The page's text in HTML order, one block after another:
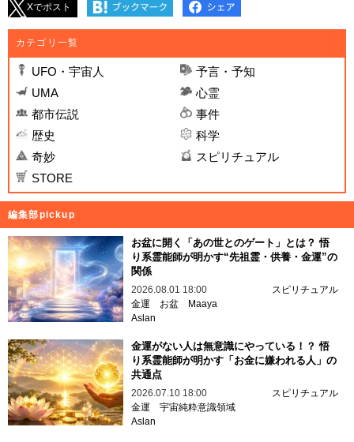
Xでポスト
カテゴリ一覧
UFO・宇宙人
予言・予知
UMA
心霊
都市伝説
事件
歴史
科学
奇妙
スピリチュアル
STORE
編集部pickup
お盆に開く「あの世とのゲート」とは？ 悟
り系霊能師が明かす“先祖霊・供養・金運”の
関係
2026.08.01 18:00
スピリチュアル
金運
お盆
Maaya
Aslan
金運がない人は無意識にやっている！？ 悟
り系霊能師が明かす「お金に嫌われる人」の
共通点
2026.07.10 18:00
スピリチュアル
金運 宇宙純粋意識領域
Aslan